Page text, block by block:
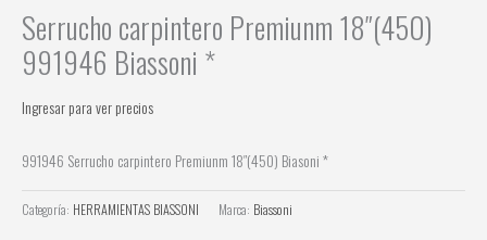
Serrucho carpintero Premiunm 18″(450)
991946 Biassoni *
Ingresar para ver precios
991946 Serrucho carpintero Premiunm 18″(450) Biasoni *
Categoría: HERRAMIENTAS BIASSONI Marca: Biassoni